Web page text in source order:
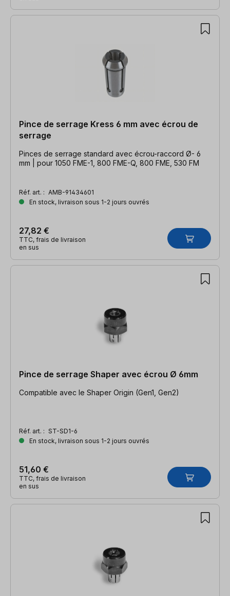
Pince de serrage Kress 6 mm avec écrou de
serrage
Pinces de serrage standard avec écrou-raccord Ø- 6
mm | pour 1050 FME-1, 800 FME-Q, 800 FME, 530 FM
Réf. art. : AMB-91434601
En stock, livraison sous 1-2 jours ouvrés
27,82 €
TTC, frais de livraison
en sus
Pince de serrage Shaper avec écrou Ø 6mm
Compatible avec le Shaper Origin (Gen1, Gen2)
Réf. art. : ST-SD1-6
En stock, livraison sous 1-2 jours ouvrés
51,60 €
TTC, frais de livraison
en sus